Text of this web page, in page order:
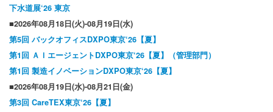
下水道展‘26 東京
■2026年08月18日(火)-08月19日(水)
第5回 バックオフィスDXPO東京‘26【夏】
第1回 ＡＩエージェントDXPO東京‘26【夏】（管理部門）
第1回 製造イノベーションDXPO東京‘26【夏】
■2026年08月19日(水)-08月21日(金)
第3回 CareTEX東京‘26【夏】